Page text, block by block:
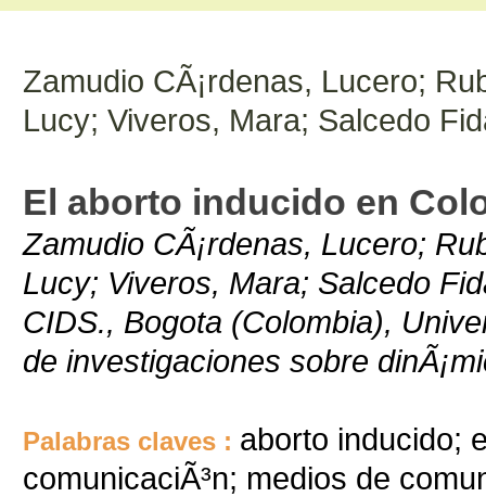
Zamudio CÃ¡rdenas, Lucero;
Lucy; Viveros, Mara; Salcedo
El aborto inducido en
Zamudio CÃ¡rdenas, Lucero;
Lucy; Viveros, Mara; Salcedo
CIDS., Bogota (Colombia),
de investigaciones sobre
Palabras claves : aborto inducido;
comunicaciÃ³n; medios de